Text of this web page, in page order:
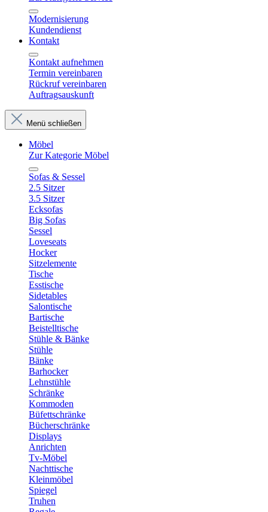
Modernisierung
Kundendienst
Kontakt
Kontakt aufnehmen
Termin vereinbaren
Rückruf vereinbaren
Auftragsauskunft
Menü schließen
Möbel
Zur Kategorie Möbel
Sofas & Sessel
2.5 Sitzer
3.5 Sitzer
Ecksofas
Big Sofas
Sessel
Loveseats
Hocker
Sitzelemente
Tische
Esstische
Sidetables
Salontische
Bartische
Beistelltische
Stühle & Bänke
Stühle
Bänke
Barhocker
Lehnstühle
Schränke
Kommoden
Büfettschränke
Bücherschränke
Displays
Anrichten
Tv-Möbel
Nachttische
Kleinmöbel
Spiegel
Truhen